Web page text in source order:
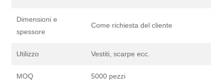
Dimensioni e
spessore
Come richiesta del cliente
Utilizzo Vestiti, scarpe ecc.
MOQ 5000 pezzi